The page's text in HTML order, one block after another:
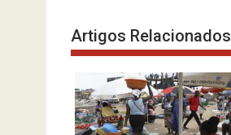
Artigos Relacionados